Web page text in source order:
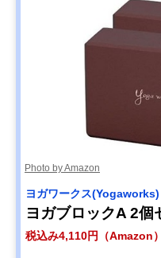
Photo by Amazon
ヨガワークス(Yogaworks)
ヨガブロックA 2個
税込み4,110円（Amazon）